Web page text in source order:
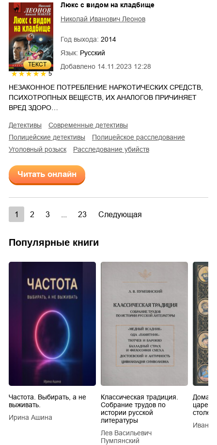
ТЕКСТ
5
Добавлено 14.11.2023 12:28
Люкс с видом на кладбище
Николай Иванович Леонов
Год выхода: 2014
Язык: Русский
НЕЗАКОННОЕ ПОТРЕБЛЕНИЕ НАРКОТИЧЕСКИХ СРЕДСТВ,
ПСИХОТРОПНЫХ ВЕЩЕСТВ, ИХ АНАЛОГОВ ПРИЧИНЯЕТ
ВРЕД ЗДОРО…
детективы
современные детективы
полицейские детективы
полицейское расследование
уголовный розыск
расследование убийств
Читать онлайн
1 2 3 23 Следующая
Популярные книги
Частота. Выбирать, а не
выживать.
Ирина Ашина
Классическая традиция.
Собрание трудов по
истории русской
литературы
Лев Васильевич
Пумпянский
царей
Иван